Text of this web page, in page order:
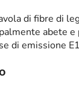
di fibre di
abete e
di emissione